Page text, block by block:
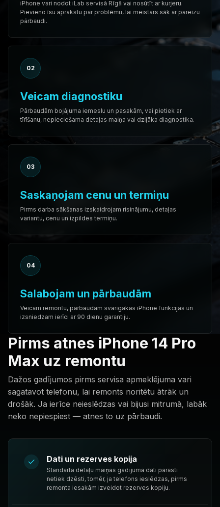
iPhone vari nodot iLab servisā Rīgā vai nosūtīt ar kurjeru.
Pievieno īsu aprakstu par problēmu, lai meistars sāk ar pareizu
pārbaudi.
02
Veicam diagnostiku
Pārbaudām bojājuma iemeslu un pasakām, vai pietiek ar
tīrīšanu, nepieciešama detaļas maiņa vai dziļāka diagnostika.
03
Saskaņojam cenu un termiņu
Pirms darba sākšanas izskaidrojam risinājumu, detaļas
variantu, cenu un izpildes termiņu.
04
Salabojam un pārbaudām
Veicam remontu, pārbaudām svarīgākās iPhone funkcijas un
izsniedzam ierīci ar 90 dienu garantiju.
Pirms atnes iPhone 14 Pro
Max uz remontu
Dažos gadījumos pirms servisa apmeklējuma vari
sagatavot telefonu, lai remonts noritētu ātrāk un
drošāk. Ja ierīce neieslēdzas vai bijusi mitrumā, labāk
neko nepiespiest — atnes to uz pārbaudi.
Dati un rezerves kopija
Standarta detaļu maiņas gadījumā dati parasti
netiek dzēsti, tomēr, ja telefons ieslēdzas, pirms
remonta iesakām izveidot rezerves kopiju.